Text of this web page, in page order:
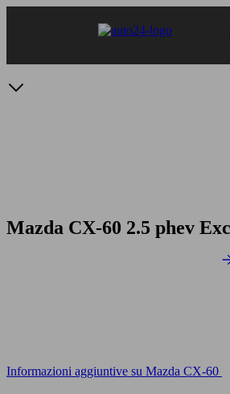
Mazda CX-60 2.5 phev
Informazioni aggiuntive su Mazda CX-60